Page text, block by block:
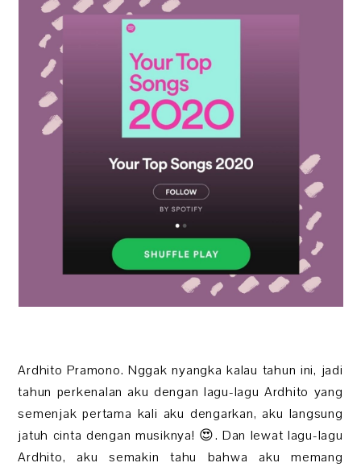
Ardhito Pramono. Nggak nyangka kalau tahun ini, jadi
tahun perkenalan aku dengan lagu-lagu Ardhito yang
semenjak pertama kali aku dengarkan, aku langsung
jatuh cinta dengan musiknya! 😍. Dan lewat lagu-lagu
Ardhito, aku semakin tahu bahwa aku memang